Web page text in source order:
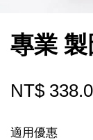
專業
NT$
適用優惠